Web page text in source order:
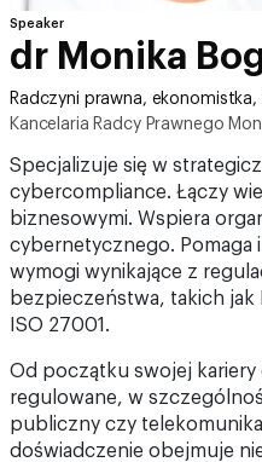
Speaker
dr Monika
Radczyni prawna,
Kancelaria Radcy Prawnego
Specjalizuje się w
cybercompliance. Łączy
biznesowymi. Wspiera
cybernetycznego. Pomaga
wymogi wynikające z
bezpieczeństwa, takich jak
ISO 27001.
Od początku swojej kariery
regulowane, w
publiczny czy
doświadczenie obejmuje